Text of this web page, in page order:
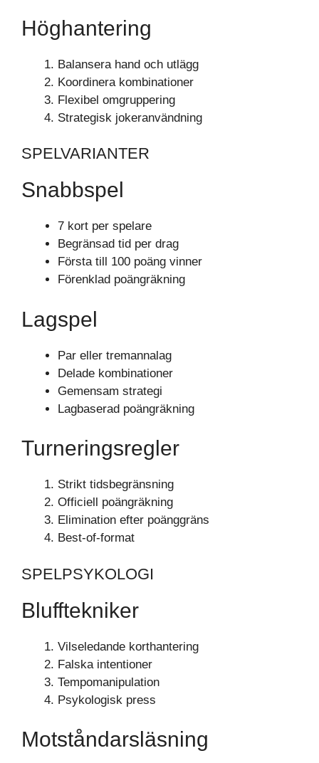
Höghantering
Balansera hand och utlägg
Koordinera kombinationer
Flexibel omgruppering
Strategisk jokeranvändning
SPELVARIANTER
Snabbspel
7 kort per spelare
Begränsad tid per drag
Första till 100 poäng vinner
Förenklad poängräkning
Lagspel
Par eller tremannalag
Delade kombinationer
Gemensam strategi
Lagbaserad poängräkning
Turneringsregler
Strikt tidsbegränsning
Officiell poängräkning
Elimination efter poänggräns
Best-of-format
SPELPSYKOLOGI
Blufftekniker
Vilseledande korthantering
Falska intentioner
Tempomanipulation
Psykologisk press
Motståndarsläsning